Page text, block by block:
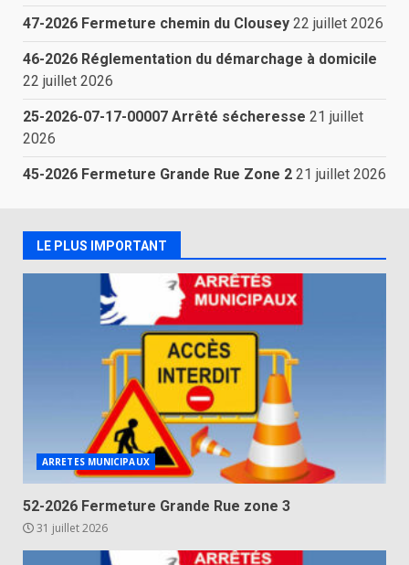
47-2026 Fermeture chemin du Clousey 22 juillet 2026
46-2026 Réglementation du démarchage à domicile
22 juillet 2026
25-2026-07-17-00007 Arrêté sécheresse 21 juillet
2026
45-2026 Fermeture Grande Rue Zone 2 21 juillet 2026
LE PLUS IMPORTANT
ARRETES MUNICIPAUX
52-2026 Fermeture Grande Rue zone 3
31 juillet 2026